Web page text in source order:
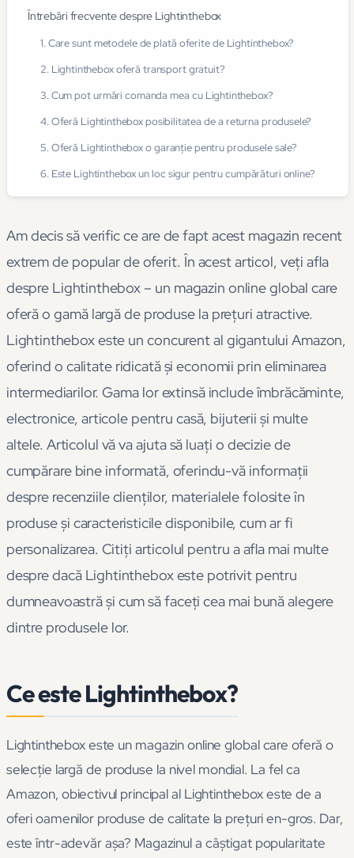
Întrebări frecvente despre Lightinthebox
1. Care sunt metodele de plată oferite de Lightinthebox?
2. Lightinthebox oferă transport gratuit?
3. Cum pot urmări comanda mea cu Lightinthebox?
4. Oferă Lightinthebox posibilitatea de a returna produsele?
5. Oferă Lightinthebox o garanție pentru produsele sale?
6. Este Lightinthebox un loc sigur pentru cumpărături online?
Am decis să verific ce are de fapt acest magazin recent
extrem de popular de oferit. În acest articol, veți afla
despre Lightinthebox – un magazin online global care
oferă o gamă largă de produse la prețuri atractive.
Lightinthebox este un concurent al gigantului Amazon,
oferind o calitate ridicată și economii prin eliminarea
intermediarilor. Gama lor extinsă include îmbrăcăminte,
electronice, articole pentru casă, bijuterii și multe
altele. Articolul vă va ajuta să luați o decizie de
cumpărare bine informată, oferindu-vă informații
despre recenziile clienților, materialele folosite în
produse și caracteristicile disponibile, cum ar fi
personalizarea. Citiți articolul pentru a afla mai multe
despre dacă Lightinthebox este potrivit pentru
dumneavoastră și cum să faceți cea mai bună alegere
dintre produsele lor.
Ce este Lightinthebox?
Lightinthebox este un magazin online global care oferă o
selecție largă de produse la nivel mondial. La fel ca
Amazon, obiectivul principal al Lightinthebox este de a
oferi oamenilor produse de calitate la prețuri en-gros. Dar,
este într-adevăr așa? Magazinul a câștigat popularitate